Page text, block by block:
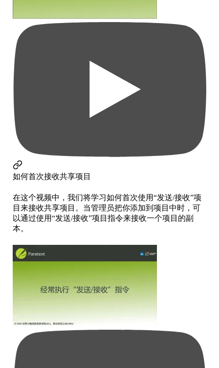
如何首次接收共享项目
在这个视频中，我们将学习如何首次使用“发送/接收”项
目来接收共享项目。当管理员把你添加到项目中时，可
以通过使用“发送/接收”项目指令来接收一个项目的副
本。